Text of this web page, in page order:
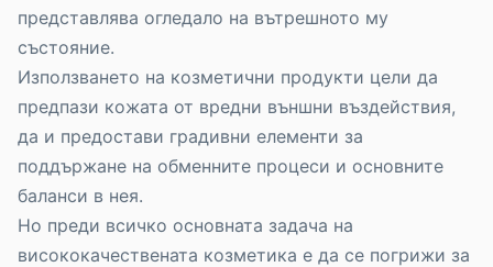
представлява огледало на вътрешното му
състояние.
Използването на козметични продукти цели да
предпази кожата от вредни външни въздействия,
да и предостави градивни елементи за
поддържане на обменните процеси и основните
баланси в нея.
Но преди всичко основната задача на
висококачествената козметика е да се погрижи за